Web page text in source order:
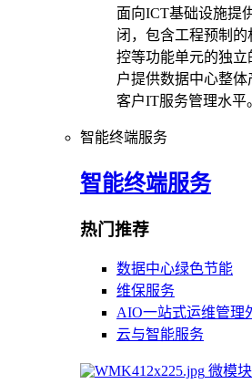
面向ICT基础设施提
闭，包含工程预制
控等功能单元的独
户提供数据中心整
客户IT服务管理水平
智能终端服务
智能终端服务
热门推荐
数据中心绿色节能
维保服务
AIO一站式运维管理
云与智能服务
微模